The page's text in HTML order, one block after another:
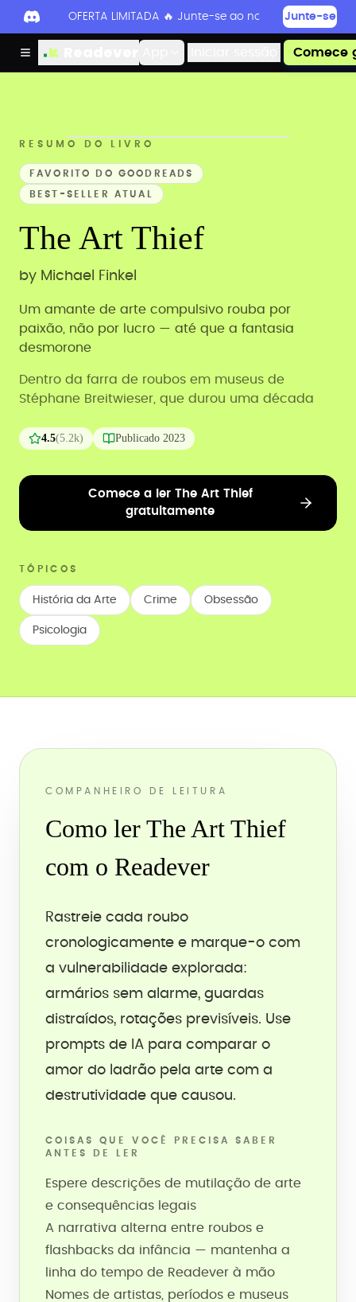
OFERTA LIMITADA 🔥 Junte-se ao nosso Discord
Junte-se
Comece
RESUMO DO LIVRO
FAVORITO DO GOODREADS
BEST-SELLER ATUAL
The Art Thief
by Michael Finkel
Um amante de arte compulsivo rouba por
paixão, não por lucro — até que a fantasia
desmorone
Dentro da farra de roubos em museus de
Stéphane Breitwieser, que durou uma década
4.5(5.2k) Publicado 2023
Comece a ler The Art Thief
gratuitamente
TÓPICOS
História da Arte Crime Obsessão
Psicologia
COMPANHEIRO DE LEITURA
Como ler The Art Thief
com o Readever
Rastreie cada roubo
cronologicamente e marque-o com
a vulnerabilidade explorada:
armários sem alarme, guardas
distraídos, rotações previsíveis. Use
prompts de IA para comparar o
amor do ladrão pela arte com a
destrutividade que causou.
COISAS QUE VOCÊ PRECISA SABER
ANTES DE LER
Espere descrições de mutilação de arte
e consequências legais
A narrativa alterna entre roubos e
flashbacks da infância — mantenha a
linha do tempo de Readever à mão
Nomes de artistas, períodos e museus